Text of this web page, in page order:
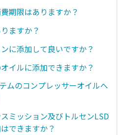
期限はありますか？
ますか？
に添加して良いですか？
イルに添加できますか？
ムのコンプレッサーオイルへ
ミッション及びトルセンLSD
できますか？